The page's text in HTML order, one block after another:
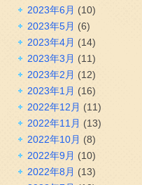
2023年6月 (10)
2023年5月 (6)
2023年4月 (14)
2023年3月 (11)
2023年2月 (12)
2023年1月 (16)
2022年12月 (11)
2022年11月 (13)
2022年10月 (8)
2022年9月 (10)
2022年8月 (13)